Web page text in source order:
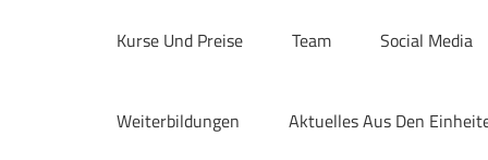
Kurse Und Preise Team Social Media
Weiterbildungen Aktuelles Aus Den